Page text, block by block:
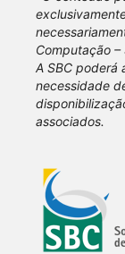
Computação –
A SBC poderá
necessidade
associados.